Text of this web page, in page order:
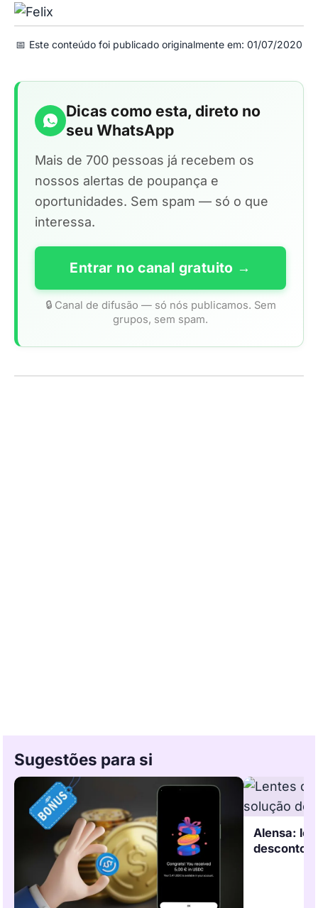
📅 Este conteúdo foi publicado originalmente em: 01/07/2020
Dicas como esta, direto no
seu WhatsApp
Mais de 700 pessoas já recebem os
nossos alertas de poupança e
oportunidades. Sem spam — só o que
interessa.
Entrar no canal gratuito →
🔒 Canal de difusão — só nós publicamos. Sem
grupos, sem spam.
Sugestões para si
Alensa:
desconto